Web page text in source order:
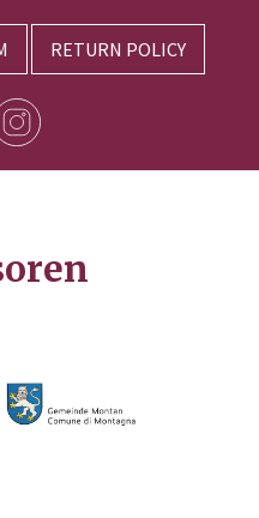
RETURN POLICY